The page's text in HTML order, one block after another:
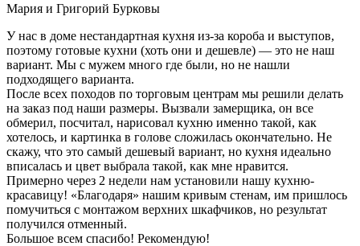
Мария и Григорий Бурковы
У нас в доме нестандартная кухня из-за короба и выступов,
поэтому готовые кухни (хоть они и дешевле) — это не наш
вариант. Мы с мужем много где были, но не нашли
подходящего варианта.
После всех походов по торговым центрам мы решили делать
на заказ под наши размеры. Вызвали замерщика, он все
обмерил, посчитал, нарисовал кухню именно такой, как
хотелось, и картинка в голове сложилась окончательно. Не
скажу, что это самый дешевый вариант, но кухня идеально
вписалась и цвет выбрала такой, как мне нравится.
Примерно через 2 недели нам установили нашу кухню-
красавицу! «Благодаря» нашим кривым стенам, им пришлось
помучиться с монтажом верхних шкафчиков, но результат
получился отменный.
Большое всем спасибо! Рекомендую!